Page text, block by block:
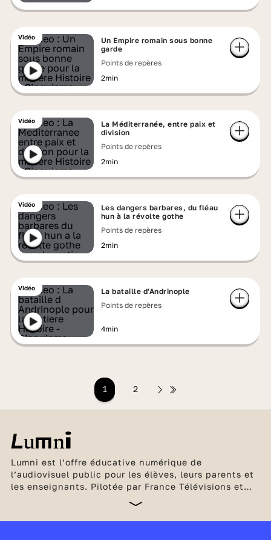
Vidéo
Un Empire romain sous bonne
garde
Points de repères
2min
Vidéo
La Méditerranée, entre paix et
division
Points de repères
2min
Vidéo
Les dangers barbares, du fléau
hun à la révolte gothe
Points de repères
2min
Vidéo
La bataille d'Andrinople
Points de repères
4min
1 2
Lumni est l’offre éducative numérique de
l’audiovisuel public pour les élèves, leurs parents et
les enseignants. Pilotée par France Télévisions et
unique, gratuite et sans publicité est soutenue par le